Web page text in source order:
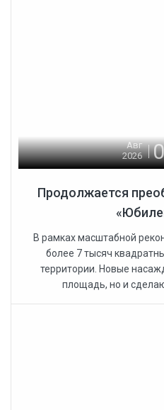
Авг
2026
Продолжается
В рамках масштабной
более 7 тысяч
территории. Новые
площадь, но и